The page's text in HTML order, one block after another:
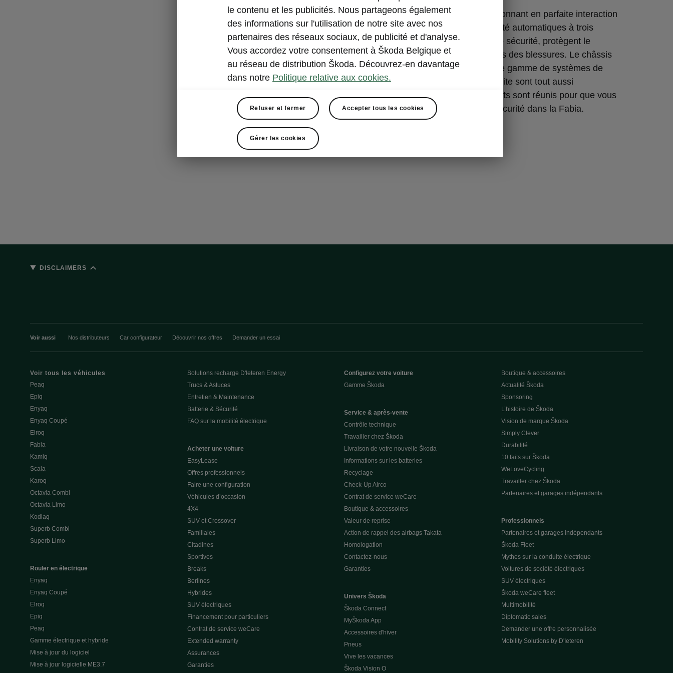
Jusqu’à neuf airbags, fonctionnant en parfaite interaction
avec les ceintures de sécurité automatiques à trois
points et les appuie-têtes de sécurité, protègent le
conducteur et ses passagers des blessures. Le châssis
rigide du véhicule et la vaste gamme de systèmes de
sécurité et d’aide à la conduite sont tout aussi
importants. Tous les éléments sont réunis pour que vous
vous sentiez vraiment en sécurité dans la Fabia.
DISCLAIMERS
Voir aussi Nos distributeurs Car configurateur Découvrir nos offres Demander un essai
Voir tous les véhicules
Peaq
Epiq
Enyaq
Enyaq Coupé
Elroq
Fabia
Kamiq
Scala
Karoq
Octavia Combi
Octavia Limo
Kodiaq
Superb Combi
Superb Limo
Rouler en électrique
Enyaq
Enyaq Coupé
Elroq
Epiq
Peaq
Gamme électrique et hybride
Mise à jour du logiciel
Mise à jour logicielle ME3.7
Solutions recharge D'Ieteren Energy
Trucs & Astuces
Entretien & Maintenance
Batterie & Sécurité
FAQ sur la mobilité électrique
Acheter une voiture
EasyLease
Offres professionnels
Faire une configuration
Véhicules d’occasion
4X4
SUV et Crossover
Familiales
Citadines
Sportives
Breaks
Berlines
Hybrides
SUV électriques
Financement pour particuliers
Contrat de service weCare
Extended warranty
Assurances
Garanties
Configurez votre voiture
Gamme Škoda
Service & après-vente
Contrôle technique
Travailler chez Škoda
Livraison de votre nouvelle Škoda
Informations sur les batteries
Recyclage
Check-Up Airco
Contrat de service weCare
Boutique & accessoires
Valeur de reprise
Action de rappel des airbags Takata
Homologation
Contactez-nous
Garanties
Univers Škoda
Škoda Connect
MyŠkoda App
Accessoires d'hiver
Pneus
Vive les vacances
Škoda Vision O
Boutique & accessoires
Actualité Škoda
Sponsoring
L’histoire de Škoda
Vision de marque Škoda
Simply Clever
Durabilité
10 faits sur Škoda
WeLoveCycling
Travailler chez Škoda
Partenaires et garages indépendants
Professionnels
Partenaires et garages indépendants
Škoda Fleet
Mythes sur la conduite électrique
Voitures de société électriques
SUV électriques
Škoda weCare fleet
Multimobilité
Diplomatic sales
Demander une offre personnalisée
Mobility Solutions by D'Ieteren
le contenu et les publicités. Nous partageons également
des informations sur l'utilisation de notre site avec nos
partenaires des réseaux sociaux, de publicité et d'analyse.
Vous accordez votre consentement à Škoda Belgique et
au réseau de distribution Škoda. Découvrez-en davantage
dans notre Politique relative aux cookies.
Refuser et fermer Accepter tous les cookies
Gérer les cookies